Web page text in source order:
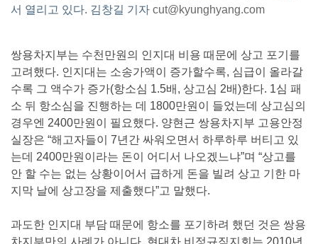
서 열리고 있다. 김창길 기자 cut@kyunghyang.com
쌍용차지부는 수천만원의 인지대 비용 때문에 상고 포기를
고려했다. 인지대는 소송가액이 증가할수록, 심급이 올라갈
수록 그 액수가 증가(항소심 1.5배, 상고심 2배)한다. 1심 패
소 뒤 항소심을 진행하는 데 1800만원이 들었는데 상고심의
경우엔 2400만원이 필요했다. 양현근 쌍용차지부 고용안정
실장은 “해고자들이 7년간 싸워오면서 하루하루 버티고 있
는데 2400만원이라는 돈이 어디서 나오겠느냐”며 “상고를
안 할 수는 없는 상황이어서 급하게 돈을 빌려 상고 기한 마
지막 날에 상고장을 제출했다”고 말했다.
과도한 인지대 부담 때문에 항소를 포기하려 했던 것은 쌍용
차지부만의 사례가 아니다. 현대차 비정규직지회는 2010년